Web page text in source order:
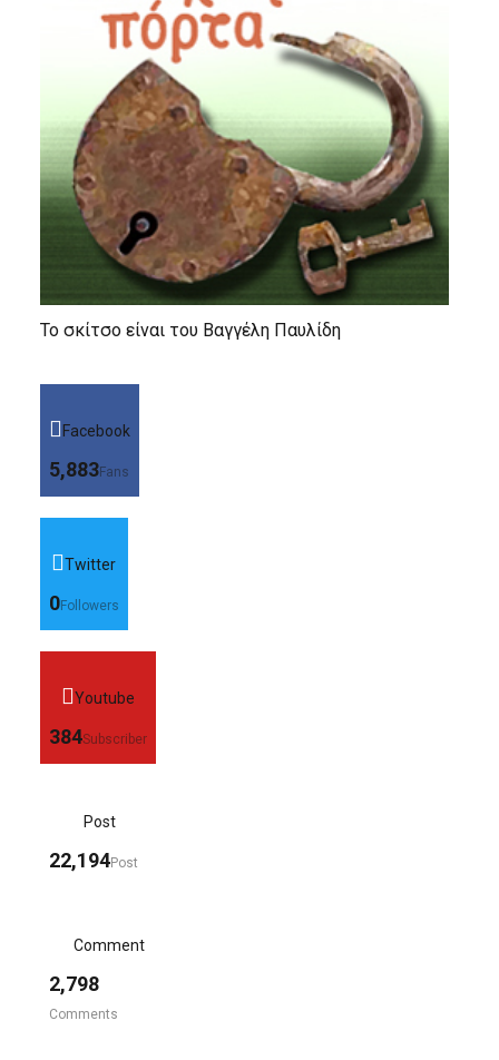
Το σκίτσο είναι του Βαγγέλη Παυλίδη
Facebook
5,883Fans
Twitter
0Followers
Youtube
384Subscriber
Post
22,194Post
Comment
2,798
Comments